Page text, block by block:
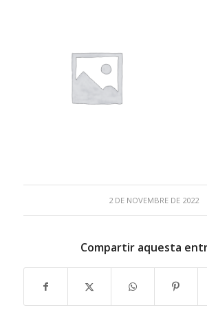
2 DE NOVEMBRE DE 2022
Compartir aquesta